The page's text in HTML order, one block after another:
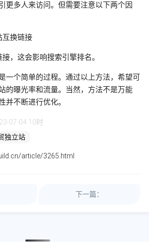
更多人来访问。但需要注意以下两个因
互换链接
接，这会影响搜索引擎排名。
一个简单的过程。通过以上方法，希望可
的曝光率和流量。当然，方法不是万能
并不断进行优化。
07-04 10时
独立站
article/3265.html
下一篇：